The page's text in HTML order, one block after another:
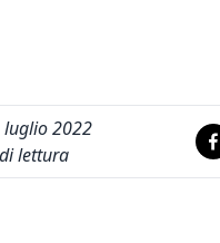
luglio 2022
lettura